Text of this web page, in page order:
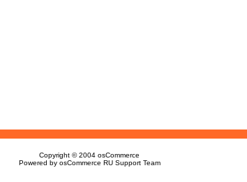
Copyright © 2004 osCommerce
Powered by osCommerce RU Support Team